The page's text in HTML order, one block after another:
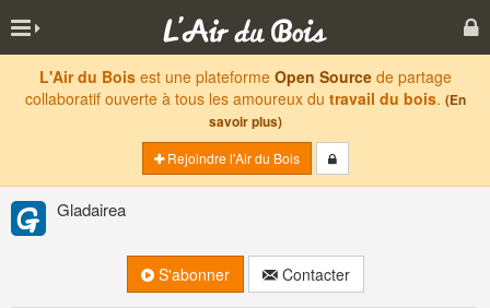
L'Air du Boisest une plateforme Open Sourcede partage
collaboratif ouverte à tous les amoureux du travail du bois. (En
savoir plus)
Rejoindre l'Air du Bois
Gladairea
S'abonner Contacter